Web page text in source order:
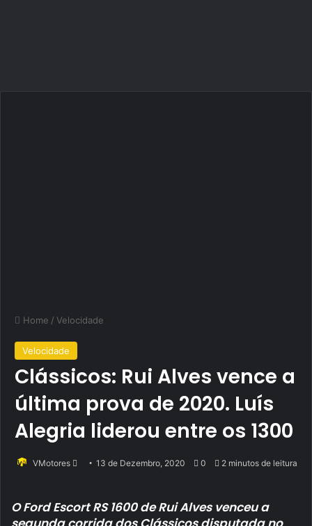
Home / Velocidade
Velocidade
Clássicos: Rui Alves vence a
última prova de 2020. Luís
Alegria liderou entre os 1300
VMotores
Send13 de Dezembro, 2020 0 2 minutos de leitura
O Ford Escort RS 1600 de Rui Alves venceu a